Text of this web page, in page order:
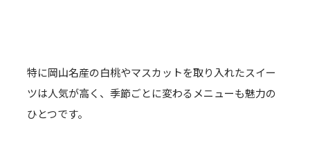
特に岡山名産の白桃やマスカットを取り入れたスイー
ツは人気が高く、季節ごとに変わるメニューも魅力の
ひとつです。